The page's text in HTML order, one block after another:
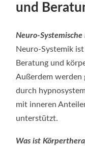
und
Neuro-
Neuro-Systemik
Beratung und
Außerdem werden
durch
mit inneren
unterstützt.
Was ist